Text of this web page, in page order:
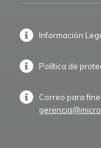
Información
Política de
Correo para